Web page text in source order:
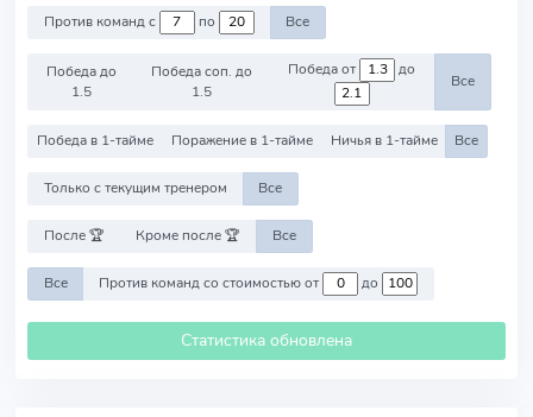
Против команд с по Все
Победа до
1.5
Победа соп. до
1.5
Победа от до
Все
Победа в 1-тайме Поражение в 1-тайме Ничья в 1-тайме Все
Только с текущим тренером Все
После 🏆 Кроме после 🏆 Все
Все Против команд со стоимостью от до
Статистика обновлена